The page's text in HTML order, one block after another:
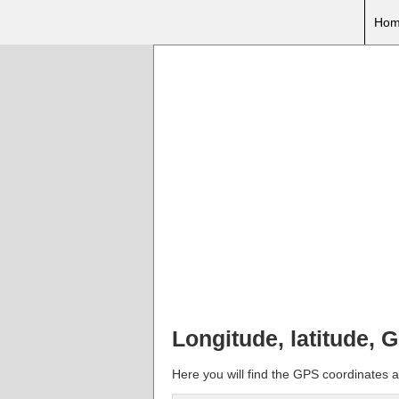
Longitude, latitude,
Here you will find the GPS coordinates